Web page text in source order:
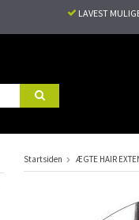
LAVEST
Startsiden ÆGTE HAIR